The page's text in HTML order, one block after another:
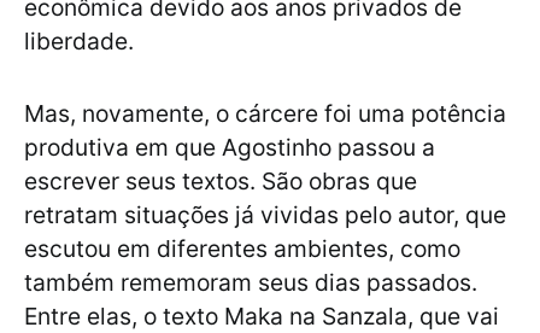
econômica devido aos anos privados de
liberdade.
Mas, novamente, o cárcere foi uma potência
produtiva em que Agostinho passou a
escrever seus textos. São obras que
retratam situações já vividas pelo autor, que
escutou em diferentes ambientes, como
também rememoram seus dias passados.
Entre elas, o texto Maka na Sanzala, que vai